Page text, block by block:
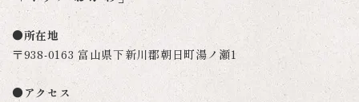
●所在地
〒938-0163 富山県下新川郡朝日町湯ノ瀬1
●アクセス